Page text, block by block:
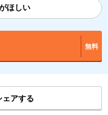
ほしい
無料
アする